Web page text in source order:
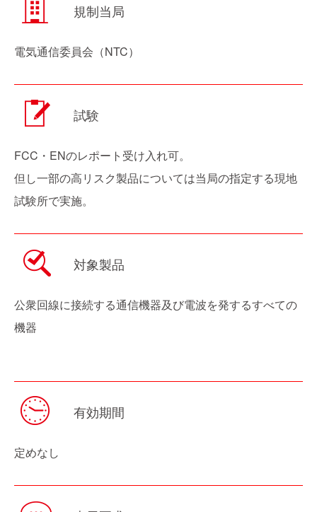
規制当局
電気通信委員会（NTC）
試験
FCC・ENのレポート受け入れ可。
但し一部の高リスク製品については当局の指定する現地
試験所で実施。
対象製品
公衆回線に接続する通信機器及び電波を発するすべての
機器
有効期間
定めなし